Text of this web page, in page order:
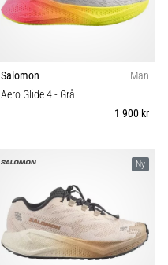
Salomon
Män
Aero Glide 4- Grå
1 900 kr
Ny